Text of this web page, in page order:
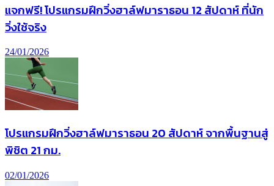
แจกฟรี! โปรแกรมฝึกวิ่งฮาล์ฟมาราธอน 12 สัปดาห์ ที่นัก
วิ่งใช้จริง
24/01/2026
โปรแกรมฝึกวิ่งฮาล์ฟมาราธอน 20 สัปดาห์ จากพื้นฐานสู่
พิชิต 21 กม.
02/01/2026